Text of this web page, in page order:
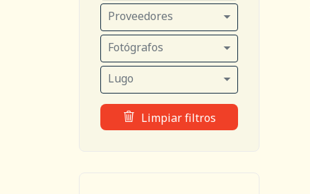
Proveedores
Fotógrafos
Lugo
Limpiar filtros